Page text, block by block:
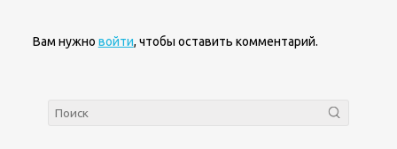
Вам нужно войти, чтобы оставить комментарий.